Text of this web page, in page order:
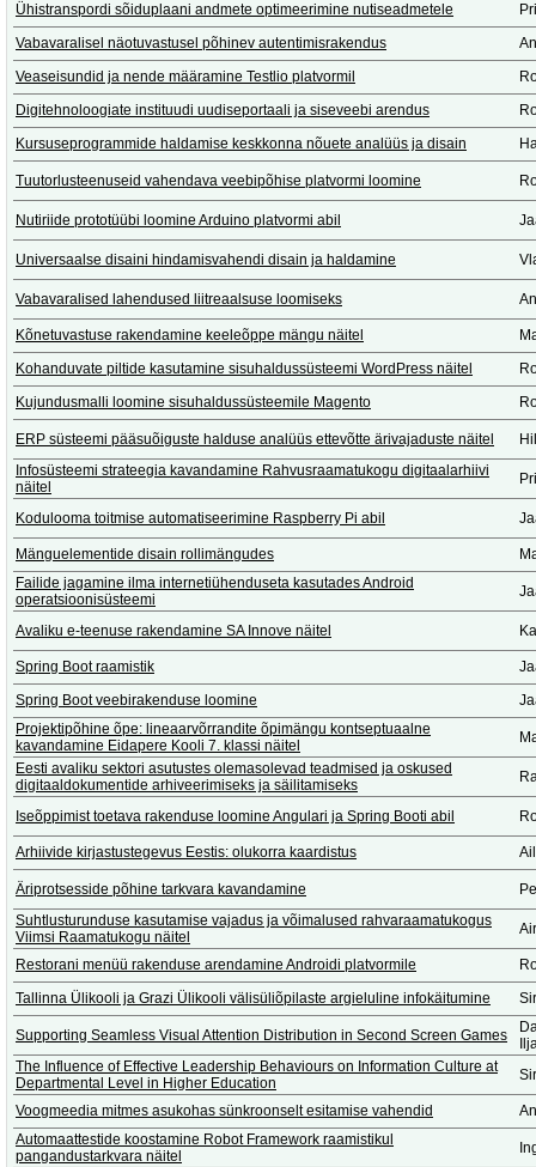
Ühistranspordi sõiduplaani andmete optimeerimine nutiseadmetele
Vabavaralisel näotuvastusel põhinev autentimisrakendus
Veaseisundid ja nende määramine Testlio platvormil
Digitehnoloogiate instituudi uudiseportaali ja siseveebi arendus
Kursuseprogrammide haldamise keskkonna nõuete analüüs ja disain
Tuutorlusteenuseid vahendava veebipõhise platvormi loomine
Nutiriide prototüübi loomine Arduino platvormi abil
Universaalse disaini hindamisvahendi disain ja haldamine
Vabavaralised lahendused liitreaalsuse loomiseks
Kõnetuvastuse rakendamine keeleõppe mängu näitel
Kohanduvate piltide kasutamine sisuhaldussüsteemi WordPress näitel
Kujundusmalli loomine sisuhaldussüsteemile Magento
ERP süsteemi pääsuõiguste halduse analüüs ettevõtte ärivajaduste näitel
Infosüsteemi strateegia kavandamine Rahvusraamatukogu digitaalarhiivi
näitel
Kodulooma toitmise automatiseerimine Raspberry Pi abil
Mänguelementide disain rollimängudes
Failide jagamine ilma internetiühenduseta kasutades Android
operatsioonisüsteemi
Avaliku e-teenuse rakendamine SA Innove näitel
Spring Boot raamistik
Spring Boot veebirakenduse loomine
Projektipõhine õpe: lineaarvõrrandite õpimängu kontseptuaalne
kavandamine Eidapere Kooli 7. klassi näitel
Eesti avaliku sektori asutustes olemasolevad teadmised ja oskused
digitaaldokumentide arhiveerimiseks ja säilitamiseks
Iseõppimist toetava rakenduse loomine Angulari ja Spring Booti abil
Arhiivide kirjastustegevus Eestis: olukorra kaardistus
Äriprotsesside põhine tarkvara kavandamine
Suhtlusturunduse kasutamise vajadus ja võimalused rahvaraamatukogus
Viimsi Raamatukogu näitel
Restorani menüü rakenduse arendamine Androidi platvormile
Tallinna Ülikooli ja Grazi Ülikooli välisüliõpilaste argieluline infokäitumine
Supporting Seamless Visual Attention Distribution in Second Screen Games
The Influence of Effective Leadership Behaviours on Information Culture at
Departmental Level in Higher Education
Voogmeedia mitmes asukohas sünkroonselt esitamise vahendid
Automaattestide koostamine Robot Framework raamistikul
pangandustarkvara näitel